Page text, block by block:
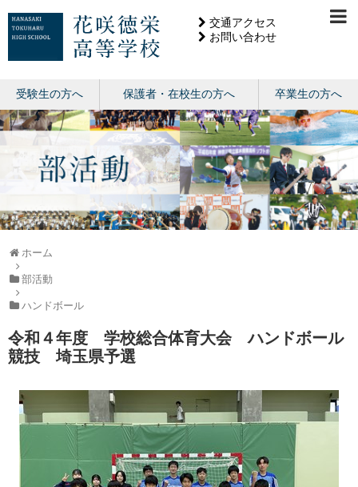
交通アクセス
お問い合わせ
受験生の方へ 保護者・在校生の方へ 卒業生の方へ
ホーム
部活動
ハンドボール
令和４年度 学校総合体育大会 ハンドボール
競技 埼玉県予選